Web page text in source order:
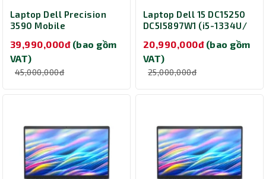
Laptop Dell Precision
3590 Mobile
165H vPro Ent/ Ram
16GB/ SSD 512GB/
Ubuntu/ 3Y/ Xám)
39,990,000đ (bao gồm
VAT)
45,000,000đ
Laptop Dell 15 DC15250
DC5I5897W1 (i5-1334U/
15.6 inch/ Windows 11
Home/ Office Home
2024/ Microsoft 365
20,990,000đ (bao gồm
VAT)
25,000,000đ